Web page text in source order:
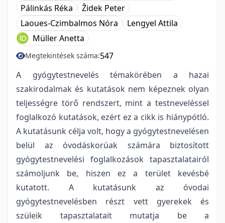
Pálinkás Réka
Židek Peter
Laoues-Czimbalmos Nóra
Lengyel Attila
Müller Anetta
Megtekintések száma:547
A gyógytestnevelés témakörében a hazai
szakirodalmak és kutatások nem képeznek olyan
teljességre törő rendszert, mint a testneveléssel
foglalkozó kutatások, ezért ez a cikk is hiánypótló.
A kutatásunk célja volt, hogy a gyógytestnevelésen
belül az óvodáskorúak számára biztosított
gyógytestnevelési foglalkozások tapasztalatairól
számoljunk be, hiszen ez a terület kevésbé
kutatott. A kutatásunk az óvodai
gyógytestnevelésben részt vett gyerekek és
szüleik tapasztalatait mutatja be a